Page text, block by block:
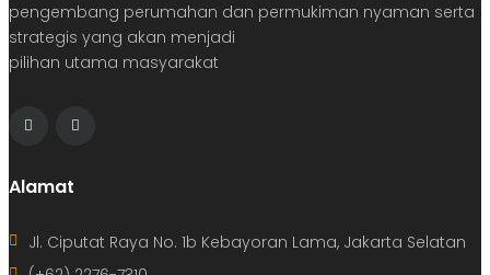
pengembang perumahan dan permukiman nyaman serta
strategis yang akan menjadi
pilihan utama masyarakat
Alamat
Jl. Ciputat Raya No. 1b Kebayoran Lama, Jakarta Selatan